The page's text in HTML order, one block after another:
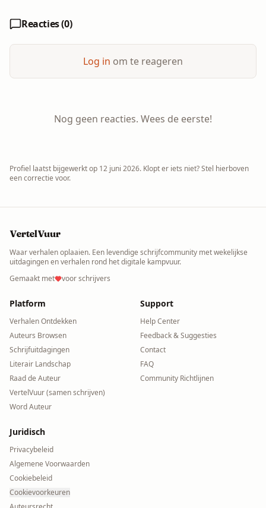
Reacties (0)
Log in om te reageren
Nog geen reacties. Wees de eerste!
Profiel laatst bijgewerkt op 12 juni 2026. Klopt er iets niet? Stel hierboven
een correctie voor.
VertelVuur
Waar verhalen oplaaien. Een levendige schrijfcommunity met wekelijkse
uitdagingen en verhalen rond het digitale kampvuur.
Gemaakt met
voor schrijvers
Platform
Verhalen Ontdekken
Auteurs Browsen
Schrijfuitdagingen
Literair Landschap
Raad de Auteur
VertelVuur (samen schrijven)
Word Auteur
Support
Help Center
Feedback & Suggesties
Contact
FAQ
Community Richtlijnen
Juridisch
Privacybeleid
Algemene Voorwaarden
Cookiebeleid
Cookievoorkeuren